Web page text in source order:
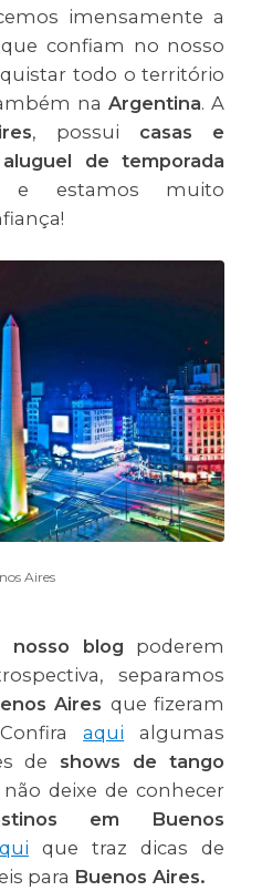
imensamente a
confiam no nosso
todo o território
naArgentina. A
, possui casas e
de temporada
e estamos muito
Aires
nosso blog poderem
separamos
Aires que fizeram
Confiraaqui algumas
de shows de tango
deixe de conhecer
em Buenos
que traz dicas de
para Buenos Aires.